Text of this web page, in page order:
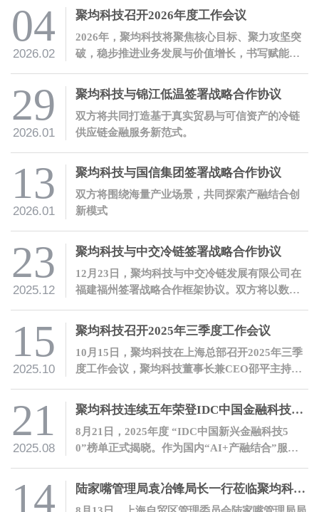
04
2026.02
聚均科技召开2026年度工作会议
2026年，聚均科技将聚焦核心目标、聚力攻坚突
破，稳步推进业务发展与价值增长，书写赋能实
29
2026.01
聚均科技与锦江低温签署战略合作协议
双方将共同打造基于真实贸易与可信资产的冷链
供应链金融服务新范式。
13
2026.01
聚均科技与国信集团签署战略合作协议
双方将围绕海量产业场景，共同探索产融结合创
新模式
23
2025.12
聚均科技与中交冷链签署战略合作协议
12月23日，聚均科技与中交冷链发展有限公司在
福建福州签署战略合作框架协议。双方将以数智
15
2025.10
聚均科技召开2025年三季度工作会议
10月15日，聚均科技在上海总部召开2025年三季
度工作会议，聚均科技董事长兼CEO邵平主持会
21
2025.08
聚均科技连续五年荣登IDC中国金融科技50榜单
8月21日，2025年度 “IDC中国新兴金融科技5
0”榜单正式揭晓。作为国内“AI+产融结合”服务
14 陆家嘴管理局袁冶锋局长一行莅临聚均科技考察指导